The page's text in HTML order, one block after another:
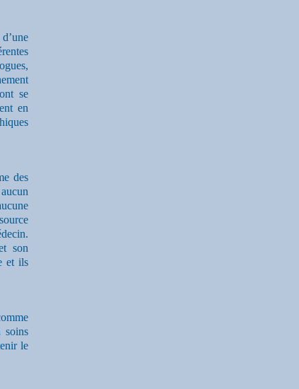
se
en
des
son
et ils
soins
le